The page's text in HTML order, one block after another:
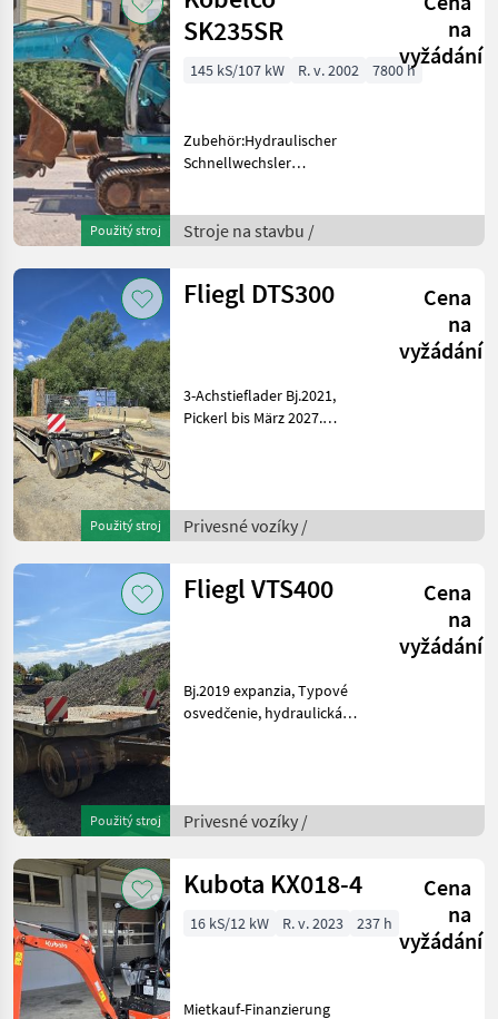
Použitý stroj
SK235SR
na
vyžádání
145 kS/107 kW R. v. 2002 7800 h
Zubehör:Hydraulischer
Schnellwechsler
1400mm.Eigengewicht:ca.26000Kg.Breite
2999mm.Laufwerk 90%.
báger
Stroje na stavbu /
Použitý stroj
Fliegl DTS300
Cena
na
vyžádání
3-Achstieflader Bj.2021,
Pickerl bis März 2027.
automatické zadné čelo,
hydraulické zamykanie
Privesné vozíky /
Použitý stroj
Fliegl VTS400
Cena
na
vyžádání
Bj.2019 expanzia, Typové
osvedčenie, hydraulická
steny Privesné vozíky
Trailer
Privesné vozíky /
Kubota KX018-4
Cena
na
vyžádání
16 kS/12 kW R. v. 2023 237 h
Mietkauf-Finanzierung